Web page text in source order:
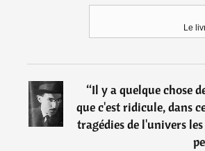
Le
“Il y a quelque chose
que c'est ridicule, dans
tragédies de l'univers